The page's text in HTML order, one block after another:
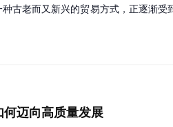
古老而又新兴的贸易方式，正逐渐
迈向高质量发展